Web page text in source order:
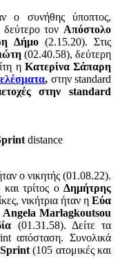
ο συνήθης ύποπτος,
τον Απόστολο
Δήμο (2.15.20). Στις
(02.40.58), δεύτερη
η Κατερίνα Σάπαρη
, στην standard
στην standard
distance
ο νικητής (01.08.22).
τρίτος ο Δημήτρης
νικήτρια ήταν η Εύα
Angela Marlagkoutsou
(01.31.58). Δείτε τα
απόσταση. Συνολικά
Sprint(105 ατομικές και